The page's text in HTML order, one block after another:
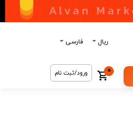
ریال فارسی
0 ورود/ثبت نام